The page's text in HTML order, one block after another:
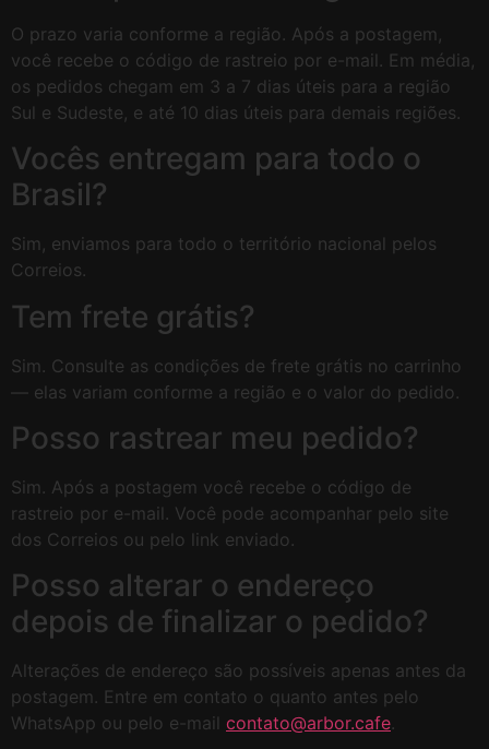
O prazo varia conforme a região. Após a postagem,
você recebe o código de rastreio por e-mail. Em média,
os pedidos chegam em 3 a 7 dias úteis para a região
Sul e Sudeste, e até 10 dias úteis para demais regiões.
Vocês entregam para todo o
Brasil?
Sim, enviamos para todo o território nacional pelos
Correios.
Tem frete grátis?
Sim. Consulte as condições de frete grátis no carrinho
— elas variam conforme a região e o valor do pedido.
Posso rastrear meu pedido?
Sim. Após a postagem você recebe o código de
rastreio por e-mail. Você pode acompanhar pelo site
dos Correios ou pelo link enviado.
Posso alterar o endereço
depois de finalizar o pedido?
Alterações de endereço são possíveis apenas antes da
postagem. Entre em contato o quanto antes pelo
WhatsApp ou pelo e-mail contato@arbor.cafe.